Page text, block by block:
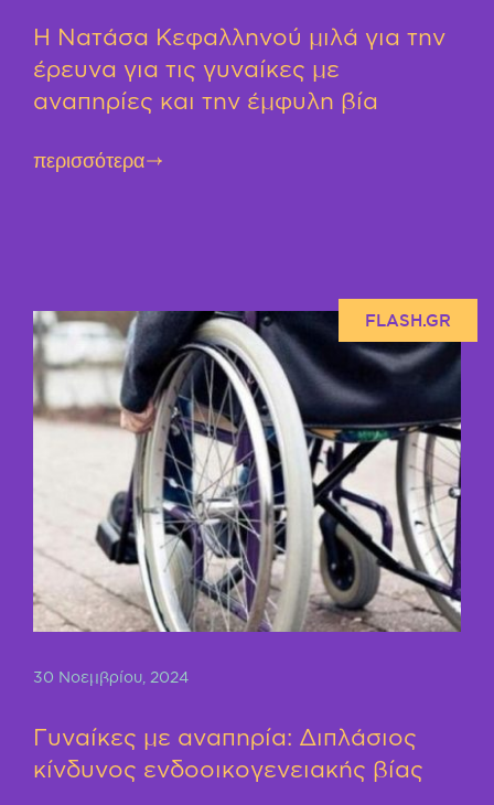
Η Νατάσα Κεφαλληνού μιλά για την
έρευνα για τις γυναίκες με
αναπηρίες και την έμφυλη βία
περισσότερα
FLASH.GR
30 Νοεμβρίου, 2024
Γυναίκες με αναπηρία: Διπλάσιος
κίνδυνος ενδοοικογενειακής βίας